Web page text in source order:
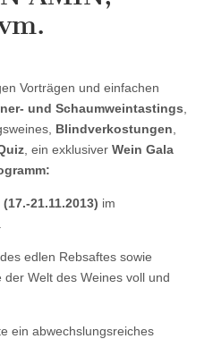
Vorträgen und einfachen
und Schaumweintastings
Blindverkostungen
, ein exklusiver Wein Gala
21.11.2013) im
edlen Rebsaftes sowie
Welt des Weines voll und
ein abwechslungsreiches